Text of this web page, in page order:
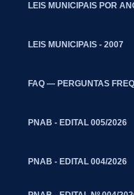
LEIS MUNICIPAIS POR
LEIS MUNICIPAIS - 2007
FAQ — PERGUNTAS
PNAB - EDITAL 005/2026
PNAB - EDITAL 004/2026